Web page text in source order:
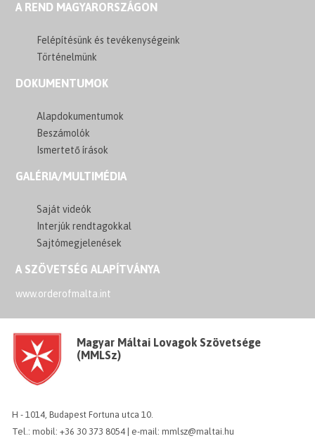
A REND MAGYARORSZÁGON
Felépítésünk és tevékenységeink
Történelmünk
DOKUMENTUMOK
Alapdokumentumok
Beszámolók
Ismertető írások
GALÉRIA/MULTIMÉDIA
Saját videók
Interjúk rendtagokkal
Sajtómegjelenések
A SZÖVETSÉG ALAPÍTVÁNYA
www.orderofmalta.int
Magyar Máltai Lovagok Szövetsége
(MMLSz)
H - 1014, Budapest Fortuna utca 10.
Tel.: mobil: +36 30 373 8054 | e-mail: mmlsz@maltai.hu